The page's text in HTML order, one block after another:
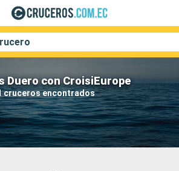
Duero con CroisiEurope
cruceros encontrados